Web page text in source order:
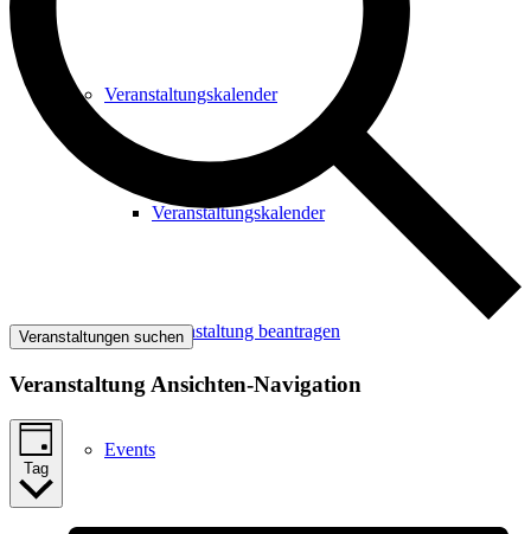
Veranstaltungskalender
Veranstaltungskalender
Veranstaltung beantragen
Events
Veranstaltungen suchen
Veranstaltung Ansichten-Navigation
Tag